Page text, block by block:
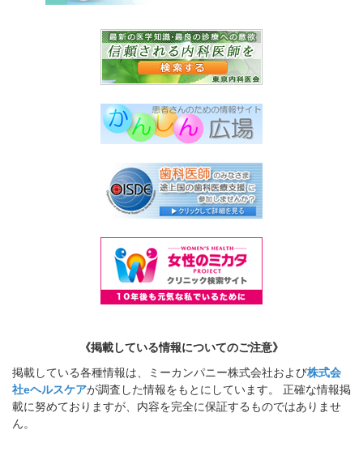
《掲載している情報についてのご注意》
掲載している各種情報は、ミーカンパニー株式会社および株式会
社eヘルスケアが調査した情報をもとにしています。 正確な情報掲
載に努めておりますが、内容を完全に保証するものではありませ
ん。